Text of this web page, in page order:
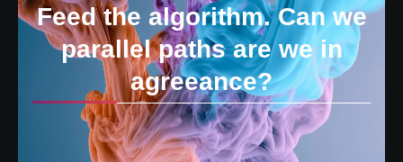
Feed the algorithm. Can we
parallel paths are we in
agreeance?